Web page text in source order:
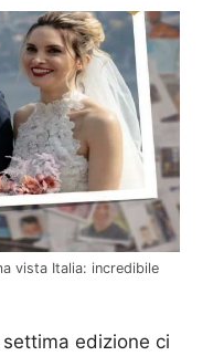
vista Italia: incredibile
edizione ci